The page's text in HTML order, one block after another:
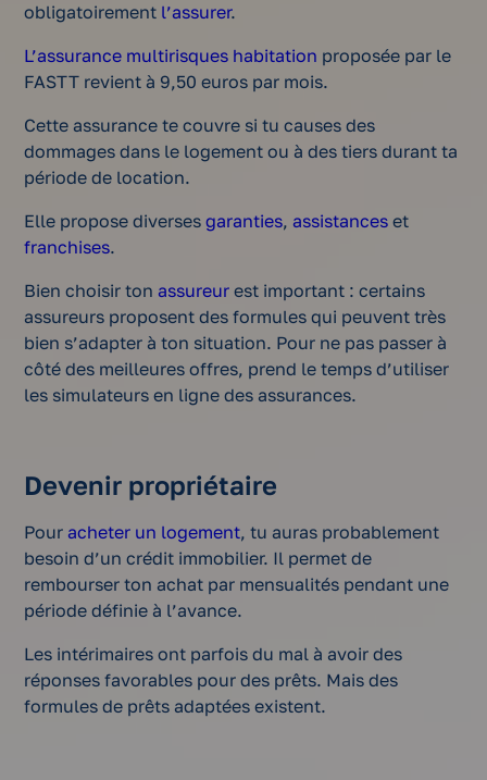
obligatoirement l’assurer.
L’assurance multirisques habitation proposée par le
FASTT revient à 9,50 euros par mois.
Cette assurance te couvre si tu causes des
dommages dans le logement ou à des tiers durant ta
période de location.
Elle propose diversesgaranties,assistances et
franchises.
Bien choisir tonassureur est important : certains
assureurs proposent des formules qui peuvent très
bien s’adapter à ton situation. Pour ne pas passer à
côté des meilleures offres, prend le temps d’utiliser
les simulateurs en ligne des assurances.
Devenir propriétaire
Pouracheter un logement, tu auras probablement
besoin d’un crédit immobilier. Il permet de
rembourser ton achat par mensualités pendant une
période définie à l’avance.
Les intérimaires ont parfois du mal à avoir des
réponses favorables pour des prêts. Mais des
formules de prêts adaptées existent.